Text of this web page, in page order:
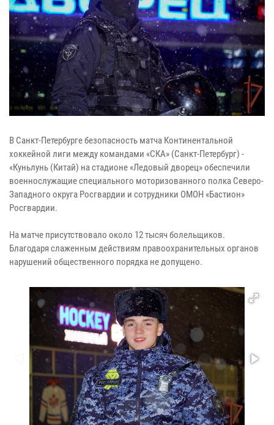
В Санкт-Петербурге безопасность матча Континентальной
хоккейной лиги между командами «СКА» (Санкт-Петербург) -
«Куньлунь (Китай) на стадионе «Ледовый дворец» обеспечили
военнослужащие специального моторизованного полка Северо-
Западного округа Росгвардии и сотрудники ОМОН «Бастион»
Росгвардии.
На матче присутствовало около 12 тысяч болельщиков.
Благодаря слаженным действиям правоохранительных органов
нарушений общественного порядка не допущено.